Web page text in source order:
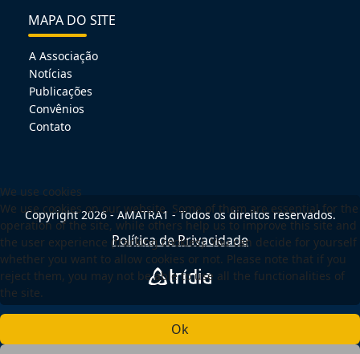
MAPA DO SITE
A Associação
Notícias
Publicações
Convênios
Contato
Copyright 2026 - AMATRA1 - Todos os direitos reservados.
Política de Privacidade
We use cookies
We use cookies on our website. Some of them are essential for the
operation of the site, while others help us to improve this site and
the user experience (tracking cookies). You can decide for yourself
whether you want to allow cookies or not. Please note that if you
reject them, you may not be able to use all the functionalities of
the site.
Ok